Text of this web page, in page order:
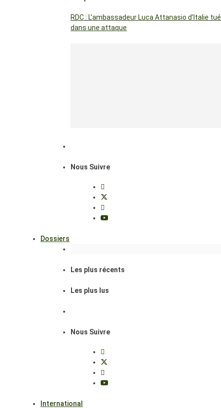
RDC : L’ambassadeur Luca Attanasio d’Italie tué
dans une attaque
Nous Suivre
Dossiers
Les plus récents
Les plus lus
Nous Suivre
International